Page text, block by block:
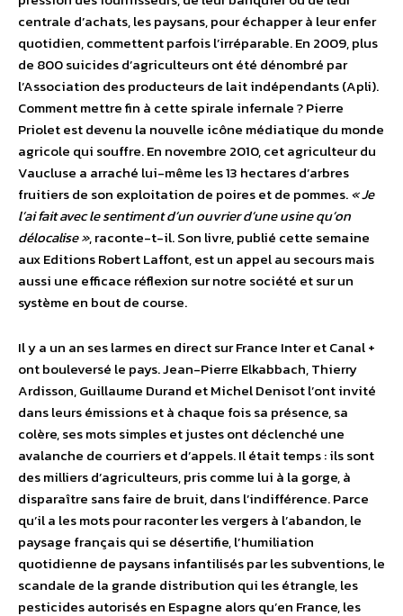
centrale d’achats, les paysans, pour échapper à leur enfer
quotidien, commettent parfois l’irréparable. En 2009, plus
de 800 suicides d’agriculteurs ont été dénombré par
l’Association des producteurs de lait indépendants (Apli).
Comment mettre fin à cette spirale infernale ? Pierre
Priolet est devenu la nouvelle icône médiatique du monde
agricole qui souffre. En novembre 2010, cet agriculteur du
Vaucluse a arraché lui-même les 13 hectares d’arbres
fruitiers de son exploitation de poires et de pommes.« Je
l’ai fait avec le sentiment d’un ouvrier d’une usine qu’on
délocalise », raconte-t-il. Son livre, publié cette semaine
aux Editions Robert Laffont, est un appel au secours mais
aussi une efficace réflexion sur notre société et sur un
système en bout de course.
Il y a un an ses larmes en direct sur France Inter et Canal +
ont bouleversé le pays. Jean-Pierre Elkabbach, Thierry
Ardisson, Guillaume Durand et Michel Denisot l’ont invité
dans leurs émissions et à chaque fois sa présence, sa
colère, ses mots simples et justes ont déclenché une
avalanche de courriers et d’appels. Il était temps : ils sont
des milliers d’agriculteurs, pris comme lui à la gorge, à
disparaître sans faire de bruit, dans l’indifférence. Parce
qu’il a les mots pour raconter les vergers à l’abandon, le
paysage français qui se désertifie, l’humiliation
quotidienne de paysans infantilisés par les subventions, le
scandale de la grande distribution qui les étrangle, les
pesticides autorisés en Espagne alors qu’en France, les